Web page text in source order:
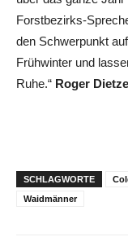
Forstbezirks-
den Schwerpunkt
Frühwinter und
Ruhe.“ Roger Dietze
SCHLAGWORTE
Waidmänner